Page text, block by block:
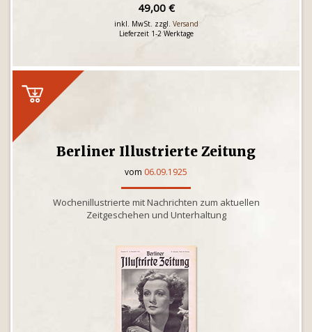
49,00 €
inkl. MwSt. zzgl. Versand
Lieferzeit 1-2 Werktage
Berliner Illustrierte Zeitung
vom 06.09.1925
Wochenillustrierte mit Nachrichten zum aktuellen
Zeitgeschehen und Unterhaltung